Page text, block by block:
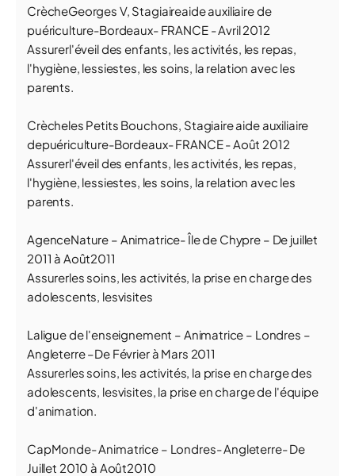
CrècheGeorges V, Stagiaireaide auxiliaire de
puériculture-Bordeaux- FRANCE - Avril 2012
Assurerl'éveil des enfants, les activités, les repas,
l'hygiène, lessiestes, les soins, la relation avec les
parents.
Crècheles Petits Bouchons, Stagiaire aide auxiliaire
depuériculture-Bordeaux- FRANCE - Août 2012
Assurerl'éveil des enfants, les activités, les repas,
l'hygiène, lessiestes, les soins, la relation avec les
parents.
AgenceNature – Animatrice- Île de Chypre – De juillet
2011 à Août2011
Assurerles soins, les activités, la prise en charge des
adolescents, lesvisites
Laligue de l'enseignement – Animatrice – Londres –
Angleterre –De Février à Mars 2011
Assurerles soins, les activités, la prise en charge des
adolescents, lesvisites, la prise en charge de l'équipe
d'animation.
CapMonde- Animatrice – Londres- Angleterre- De
Juillet 2010 à Août2010